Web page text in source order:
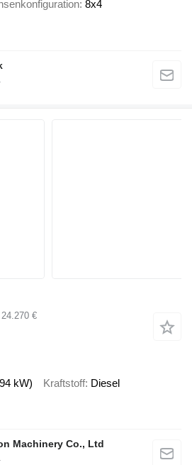
8x4
€
kW) Kraftstoff Diesel
Machinery Co., Ltd